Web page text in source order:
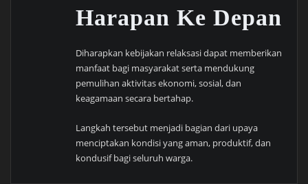
Harapan Ke Depan
Diharapkan kebijakan relaksasi dapat memberikan
manfaat bagi masyarakat serta mendukung
pemulihan aktivitas ekonomi, sosial, dan
keagamaan secara bertahap.
Langkah tersebut menjadi bagian dari upaya
menciptakan kondisi yang aman, produktif, dan
kondusif bagi seluruh warga.